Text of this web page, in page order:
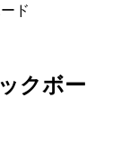
ード
クボー